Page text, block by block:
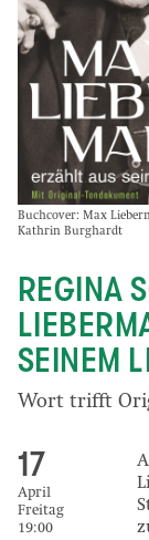
Buchcover: Max
Kathrin Burghardt
REGINA
SEINEM
Wort trifft
17
April
Freitag
19:00